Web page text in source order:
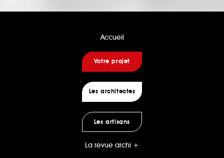
Accueil
Votre projet
Les architectes
Les artisans
La revue archi +